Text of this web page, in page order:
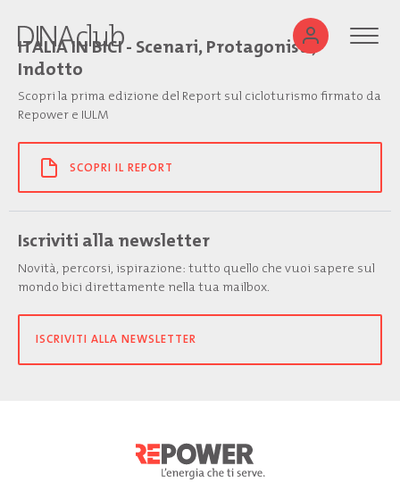
ITALIA IN BICI - Scenari, Protagonisti,
Indotto
Scopri la prima edizione del Report sul cicloturismo firmato da
Repower e IULM
SCOPRI IL REPORT
Iscriviti alla newsletter
Novità, percorsi, ispirazione: tutto quello che vuoi sapere sul
mondo bici direttamente nella tua mailbox.
ISCRIVITI ALLA NEWSLETTER